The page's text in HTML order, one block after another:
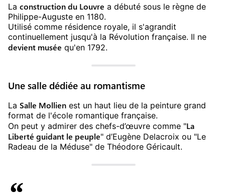
La construction du Louvre a débuté sous le règne de
Philippe-Auguste en 1180.
Utilisé comme résidence royale, il s'agrandit
continuellement jusqu'à la Révolution française. Il ne
devient musée qu'en 1792.
Une salle dédiée au romantisme
La Salle Mollien est un haut lieu de la peinture grand
format de l'école romantique française.
On peut y admirer des chefs-d’œuvre comme "La
Liberté guidant le peuple" d’Eugène Delacroix ou "Le
Radeau de la Méduse" de Théodore Géricault.